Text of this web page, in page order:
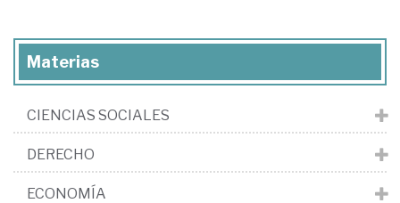
Materias
CIENCIAS SOCIALES
DERECHO
ECONOMÍA